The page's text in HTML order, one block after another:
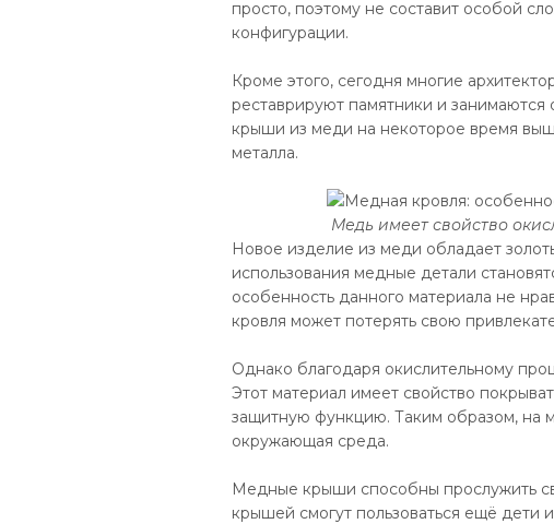
просто, поэтому не составит особой
конфигурации.
Кроме этого, сегодня многие
реставрируют памятники и
крыши из меди на некоторое время
металла.
Медь имеет свойство
Новое изделие из меди обладает
использования медные детали
особенность данного материала не
кровля может потерять свою
Однако благодаря окислительному
Этот материал имеет свойство
защитную функцию. Таким образом, на
окружающая среда.
Медные крыши способны прослужить
крышей смогут пользоваться ещё